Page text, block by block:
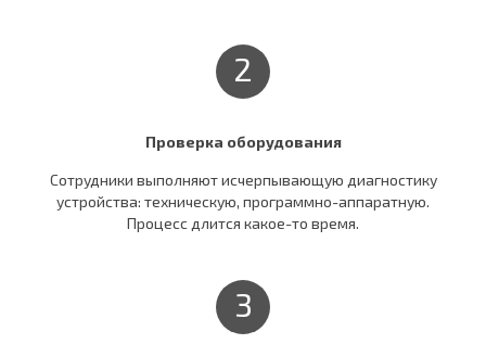
2
Проверка оборудования
Сотрудники выполняют исчерпывающую диагностику
устройства: техническую, программно-аппаратную.
Процесс длится какое-то время.
3